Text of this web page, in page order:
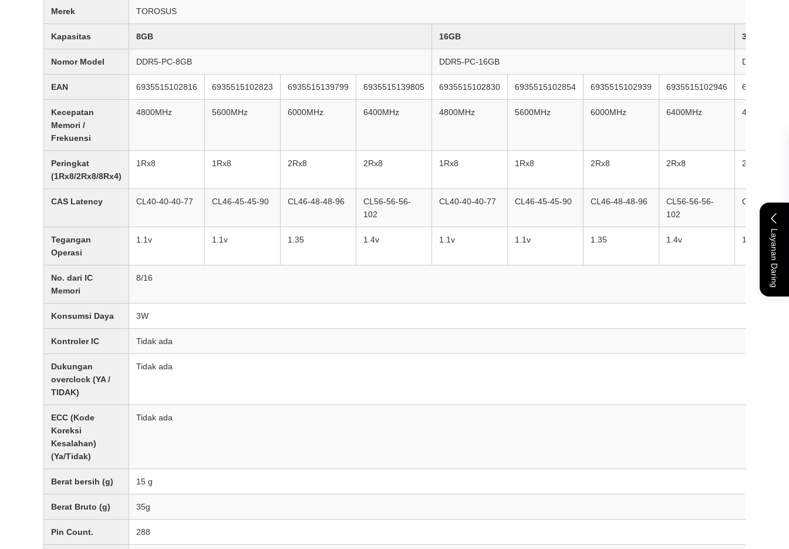
Layanan Daring
Merek TOROSUS
Kapasitas 8GB 16GB 32GB
Nomor Model DDR5-PC-8GB DDR5-PC-16GB DDR5-PC-
EAN 6935515102816 6935515102823 6935515139799 6935515139805 6935515102830 6935515102854 6935515102939 6935515102946
Kecepatan
Memori /
Frekuensi
4800MHz 5600MHz 6000MHz 6400MHz 4800MHz 5600MHz 6000MHz 6400MHz 4800MHz
Peringkat
(1Rx8/2Rx8/8Rx4)
1Rx8 1Rx8 2Rx8 2Rx8 1Rx8 1Rx8 2Rx8 2Rx8 2Rx8
CAS Latency CL40-40-40-77 CL46-45-45-90 CL46-48-48-96
CL56-56-56-
102
CL40-40-40-77 CL46-45-45-90 CL46-48-48-96
CL56-56-56-
102
CL40-40-
Tegangan
Operasi
1.1v 1.1v 1.35 1.4v 1.1v 1.1v 1.35 1.4v 1.1v
No. dari IC
Memori
8/16
Konsumsi Daya 3W
Kontroler IC Tidak ada
Dukungan
overclock (YA /
TIDAK)
Tidak ada
ECC (Kode
Koreksi
Kesalahan)
(Ya/Tidak)
Tidak ada
Berat bersih (g) 15 g
Berat Bruto (g) 35g
Pin Count. 288